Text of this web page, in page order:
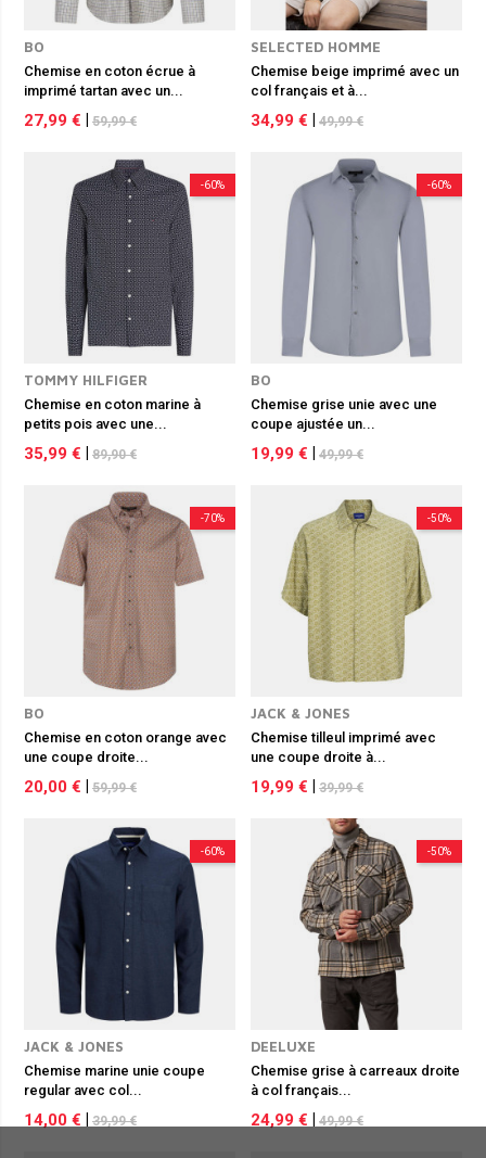
BO
Chemise en coton écrue à
imprimé tartan avec un...
27,99 € 59,99 €
SELECTED HOMME
Chemise beige imprimé avec un
col français et à...
34,99 € 49,99 €
-60%
TOMMY HILFIGER
Chemise en coton marine à
petits pois avec une...
35,99 € 89,90 €
-60%
BO
Chemise grise unie avec une
coupe ajustée un...
19,99 € 49,99 €
-70%
BO
Chemise en coton orange avec
une coupe droite...
20,00 € 59,99 €
-50%
JACK & JONES
Chemise tilleul imprimé avec
une coupe droite à...
19,99 € 39,99 €
-60%
JACK & JONES
Chemise marine unie coupe
regular avec col...
14,00 € 39,99 €
-50%
DEELUXE
Chemise grise à carreaux droite
à col français...
24,99 € 49,99 €